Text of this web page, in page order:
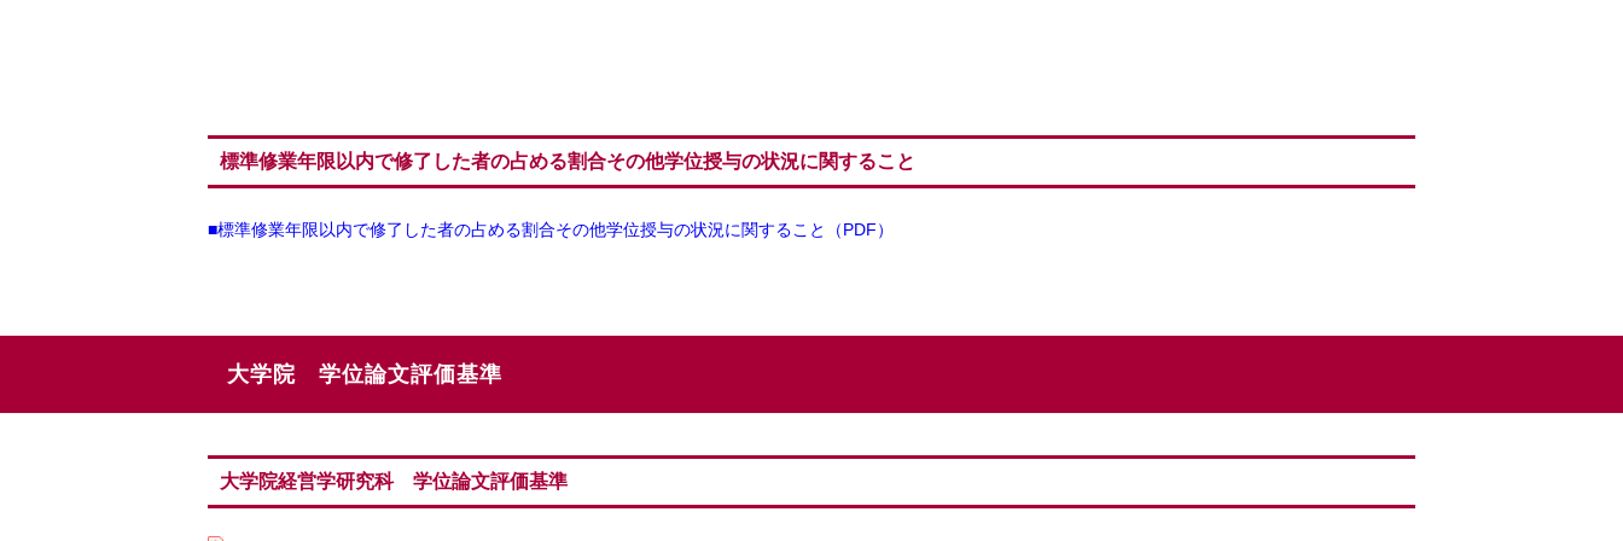
標準修業年限以内で修了した者の占める割合その他学位授与の状況に関すること
■標準修業年限以内で修了した者の占める割合その他学位授与の状況に関すること（PDF）
大学院 学位論文評価基準
大学院経営学研究科 学位論文評価基準